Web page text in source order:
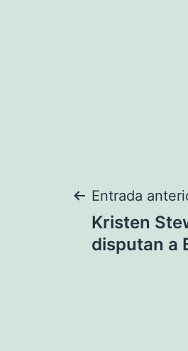
de
Entrada
Kristen
disputan a